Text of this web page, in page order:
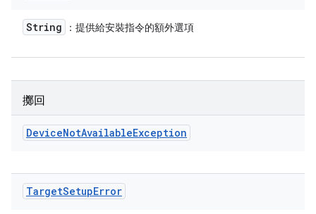
String ：提供給安裝指令的額外選項
擲回
DeviceNotAvailableException
TargetSetupError